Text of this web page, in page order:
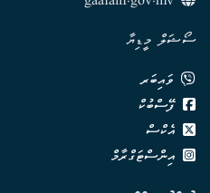
ސޯޝަލް މީޑިޔާ
ވައިބަރ
ފޭސްބުކް
އެކްސް
އިންސްޓަގްރާމް